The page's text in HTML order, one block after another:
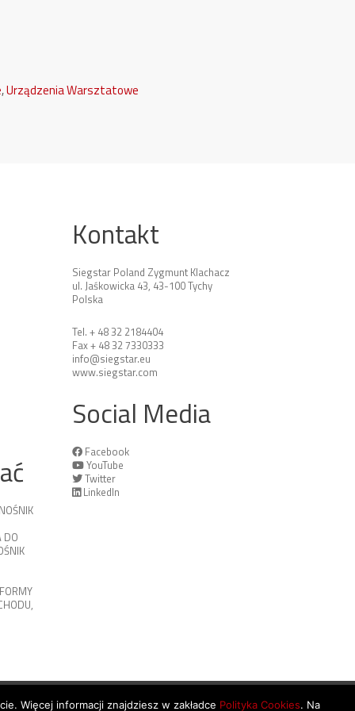
,Urządzenia Warsztatowe
DO
,
Kontakt
Siegstar Poland Zygmunt Klachacz
ul. Jaśkowicka 43, 43-100 Tychy
Polska
Tel. + 48 32 2184404
Fax + 48 32 7330333
info@siegstar.eu
www.siegstar.com
Social Media
Facebook
YouTube
Twitter
LinkedIn
Więcej informacji znajdziesz w zakładce Polityka Cookies. Na